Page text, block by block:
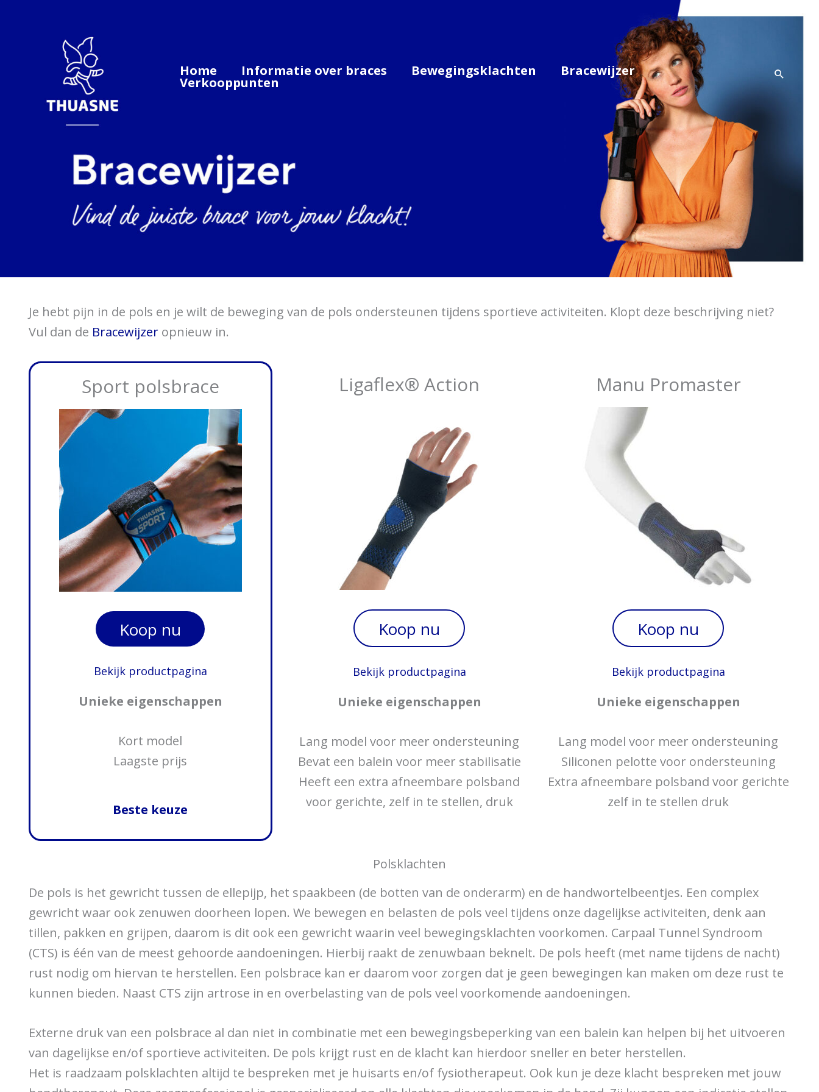
Home Informatie over braces Bewegingsklachten Bracewijzer
Verkooppunten
Je hebt pijn in de pols en je wilt de beweging van de pols ondersteunen tijdens sportieve activiteiten. Klopt deze beschrijving niet?
Vul dan de Bracewijzer opnieuw in.
Sport polsbrace
Koop nu
Bekijk productpagina
Unieke eigenschappen
Kort model
Laagste prijs
Beste keuze
Ligaflex® Action
Koop nu
Bekijk productpagina
Unieke eigenschappen
Lang model voor meer ondersteuning
Bevat een balein voor meer stabilisatie
Heeft een extra afneembare polsband
voor gerichte, zelf in te stellen, druk
Manu Promaster
Koop nu
Bekijk productpagina
Unieke eigenschappen
Lang model voor meer ondersteuning
Siliconen pelotte voor ondersteuning
Extra afneembare polsband voor gerichte
zelf in te stellen druk
Polsklachten
De pols is het gewricht tussen de ellepijp, het spaakbeen (de botten van de onderarm) en de handwortelbeentjes. Een complex
gewricht waar ook zenuwen doorheen lopen. We bewegen en belasten de pols veel tijdens onze dagelijkse activiteiten, denk aan
tillen, pakken en grijpen, daarom is dit ook een gewricht waarin veel bewegingsklachten voorkomen. Carpaal Tunnel Syndroom
(CTS) is één van de meest gehoorde aandoeningen. Hierbij raakt de zenuwbaan beknelt. De pols heeft (met name tijdens de nacht)
rust nodig om hiervan te herstellen. Een polsbrace kan er daarom voor zorgen dat je geen bewegingen kan maken om deze rust te
kunnen bieden. Naast CTS zijn artrose in en overbelasting van de pols veel voorkomende aandoeningen.
Externe druk van een polsbrace al dan niet in combinatie met een bewegingsbeperking van een balein kan helpen bij het uitvoeren
van dagelijkse en/of sportieve activiteiten. De pols krijgt rust en de klacht kan hierdoor sneller en beter herstellen.
Het is raadzaam polsklachten altijd te bespreken met je huisarts en/of fysiotherapeut. Ook kun je deze klacht bespreken met jouw